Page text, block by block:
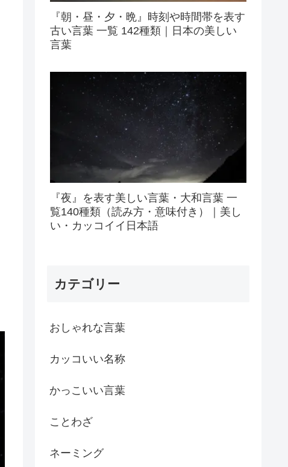
『朝・昼・夕・晩』時刻や時間帯を表す
古い言葉 一覧 142種類｜日本の美しい
言葉
『夜』を表す美しい言葉・大和言葉 一
覧140種類（読み方・意味付き）｜美し
い・カッコイイ日本語
カテゴリー
おしゃれな言葉
カッコいい名称
かっこいい言葉
ことわざ
ネーミング